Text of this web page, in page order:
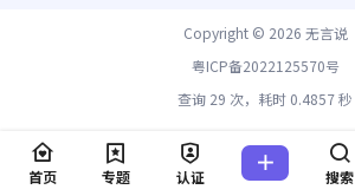
Copyright © 2026 无言说
粤ICP备2022125570号
查询 29 次，耗时 0.4857 秒
首页 专题 认证 搜索